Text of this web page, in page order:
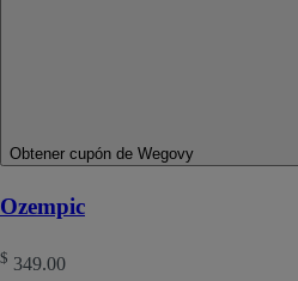
Obtener cupón de Wegovy
Ozempic
$ 349.00